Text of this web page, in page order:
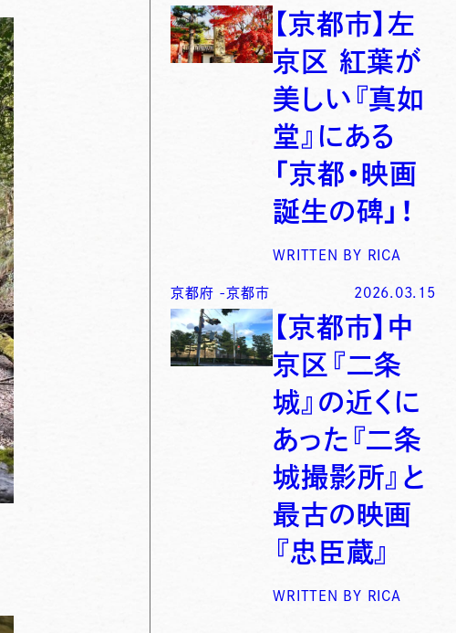
【京都市】左
京区 紅葉が
美しい『真如
堂』にある
「京都・映画
誕生の碑」！
WRITTEN BY RICA
京都府 -京都市 2026.03.15
【京都市】中
京区『二条
城』の近くに
あった『二条
城撮影所』と
最古の映画
『忠臣蔵』
WRITTEN BY RICA